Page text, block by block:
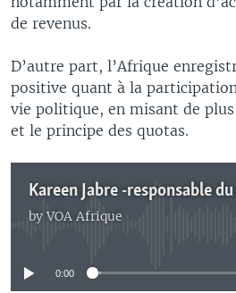
de revenus.
D’autre part, l’Afrique
positive quant à la
vie politique, en misant de
et le principe des quotas.
byVOA Afrique
No media source
0:00